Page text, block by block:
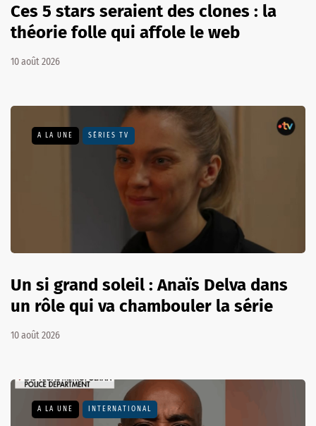
Ces 5 stars seraient des clones : la
théorie folle qui affole le web
10 août 2026
A LA UNE SÉRIES TV
Un si grand soleil : Anaïs Delva dans
un rôle qui va chambouler la série
10 août 2026
A LA UNE INTERNATIONAL